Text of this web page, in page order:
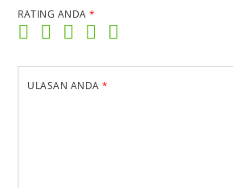
RATING ANDA*
ULASAN ANDA*